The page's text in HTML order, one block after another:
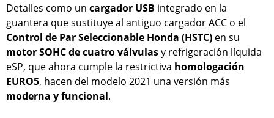
Detalles como un cargador USB integrado en la
guantera que sustituye al antiguo cargador ACC o el
Control de Par Seleccionable Honda (HSTC) en su
motor SOHC de cuatro válvulasy refrigeración líquida
eSP, que ahora cumple la restrictiva homologación
EURO5, hacen del modelo 2021 una versión más
moderna y funcional.